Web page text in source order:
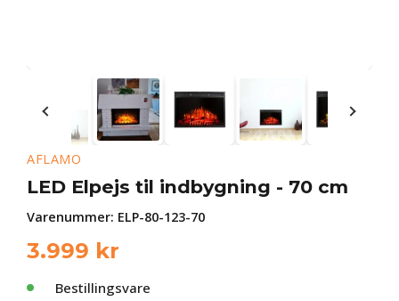
AFLAMO
LED Elpejs til indbygning - 70 cm
Varenummer: ELP-80-123-70
3.999 kr
Bestillingsvare